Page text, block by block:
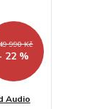
990 Kč
22 %
Audio